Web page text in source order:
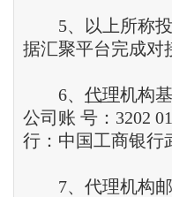
5、以上所称投
据汇聚平台完成对
6、 代理机构
公司账 号：3202
行：中国工商银行
7、代理机构邮